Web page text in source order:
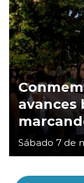
avances
Sábado 7 de